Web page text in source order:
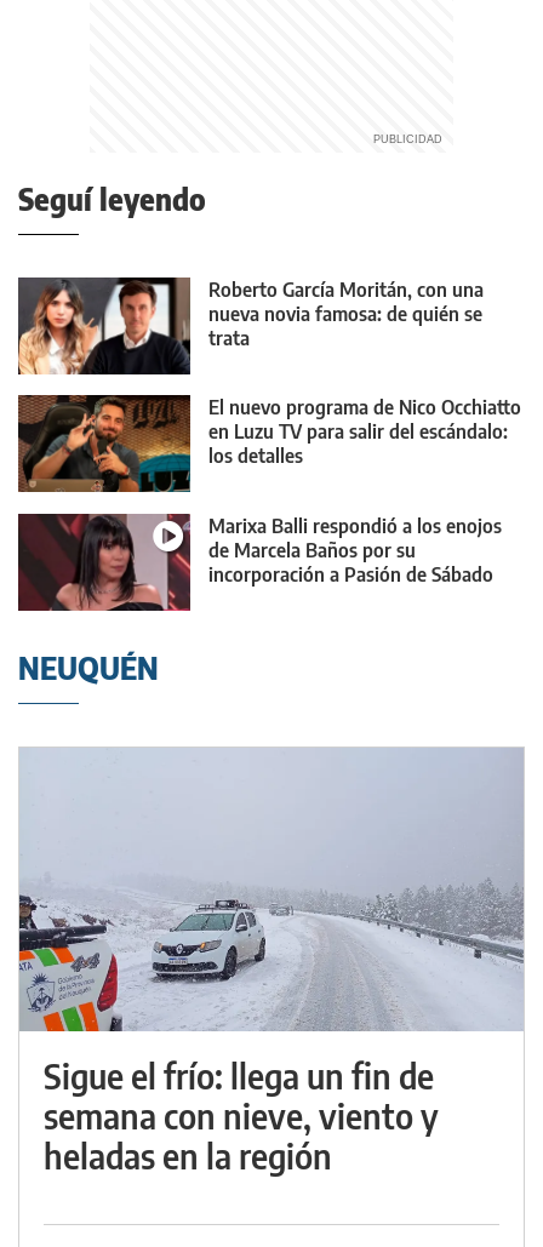
Seguí leyendo
Roberto García Moritán, con una
nueva novia famosa: de quién se
trata
El nuevo programa de Nico Occhiatto
en Luzu TV para salir del escándalo:
los detalles
Marixa Balli respondió a los enojos
de Marcela Baños por su
incorporación a Pasión de Sábado
NEUQUÉN
Sigue el frío: llega un fin de
semana con nieve, viento y
heladas en la región